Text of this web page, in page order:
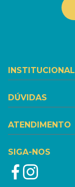
INSTITUCIONAL
DÚVIDAS
ATENDIMENTO
SIGA-NOS